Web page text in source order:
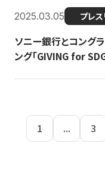
2025.03.05 プレ
ソニー銀行とコング
ング「GIVING for
1 ... 3